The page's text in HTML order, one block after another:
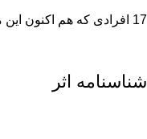
17 افرادی که هم اکنون
شناسنامه اثر